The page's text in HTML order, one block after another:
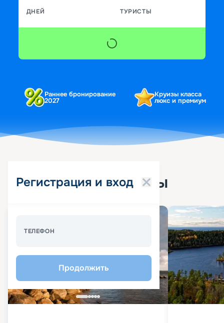
ДНЕЙ ТУРИСТЫ
Раннее бронирование
2027
Круизы класса
люкс и премиум
Регистрация и вход
ТЕЛЕФОН
Продолжить
Популярные круизы